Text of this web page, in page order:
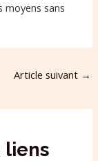
sans
Article suivant →
liens